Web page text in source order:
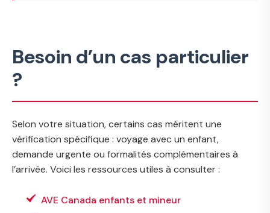
Besoin d’un cas particulier
?
Selon votre situation, certains cas méritent une
vérification spécifique : voyage avec un enfant,
demande urgente ou formalités complémentaires à
l’arrivée. Voici les ressources utiles à consulter :
AVE Canada enfants et mineur